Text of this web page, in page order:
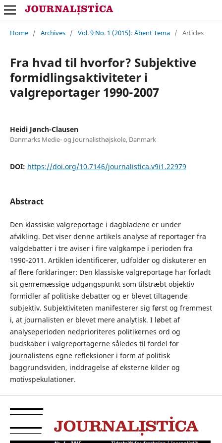
Home / Archives / Vol. 9 No. 1 (2015): Åbent Tema / Articles
Fra hvad til hvorfor? Subjektive
formidlingsaktiviteter i
valgreportager 1990-2007
Heidi Jønch-Clausen
Danmarks Medie- og Journalisthøjskole, Danmark
DOI: https://doi.org/10.7146/journalistica.v9i1.22979
Abstract
Den klassiske valgreportage i dagbladene er under
afvikling. Det viser denne artikels analyse af reportager fra
valgdebatter i tre aviser i fire valgkampe i perioden fra
1990-2011. Artiklen identificerer, udfolder og diskuterer en
af flere forklaringer: Den klassiske valgreportage har forladt
sit genremæssige udgangspunkt som tilstræbt objektiv
formidler af politiske debatter og er blevet tiltagende
subjektiv. Subjektiviteten manifesterer sig først og fremmest
i, at journalisten er blevet mere analytisk. I løbet af
analyseperioden nedprioriteres politikernes ord og
budskaber i valgreportagerne således til fordel for
journalistens egne refleksioner i form af politisk
baggrundsviden, inddragelse af eksterne kilder og
motivspekulationer.